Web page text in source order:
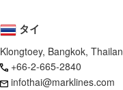
タイ
Klongtoey, Bangkok,
+66-2-665-2840
infothai@marklines.com